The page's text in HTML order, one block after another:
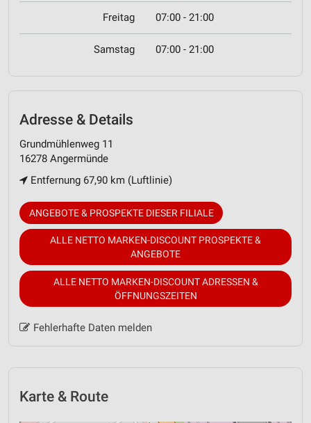
Freitag 07:00 - 21:00
Samstag 07:00 - 21:00
Adresse & Details
Grundmühlenweg 11
16278 Angermünde
Entfernung 67,90 km (Luftlinie)
ANGEBOTE & PROSPEKTE DIESER FILIALE
ALLE NETTO MARKEN-DISCOUNT PROSPEKTE &
ANGEBOTE
ALLE NETTO MARKEN-DISCOUNT ADRESSEN &
ÖFFNUNGSZEITEN
Fehlerhafte Daten melden
Karte & Route